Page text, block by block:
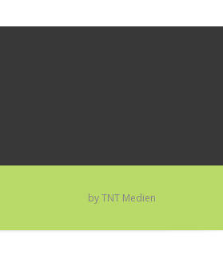
by TNT Medien